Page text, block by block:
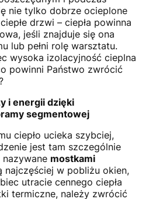
nie tylko dobrze ocieplone
drzwi – ciepła powinna
jeśli znajduje się ona
lub pełni rolę warsztatu.
wysoka izolacyjność cieplna
powinni Państwo zwrócić
i energii dzięki
segmentowej
ciepło ucieka szybciej,
jest tam szczególnie
mostkami
najczęściej w pobliżu okien,
utracie cennego ciepła
termiczne, należy zwrócić